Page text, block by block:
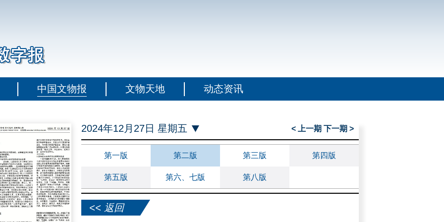
中国文物报 文物天地 动态资讯
2024年12月27日 星期五 < 上一期 下一期 >
第一版 第二版 第三版 第四版
第五版 第六、七版 第八版
<< 返回